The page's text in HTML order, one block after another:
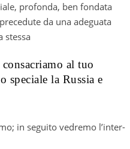
profonda, ben fondata
da una adeguata
stessa
al tuo
speciale la Russia e
in seguito vedremo l’inter-